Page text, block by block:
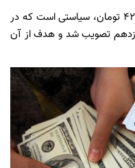
تأمین ارز واردات کالاها با نرخ هر دلار ۴۲۰۰ تومان، سیاستی است که در
سوی دولت دوازدهم تصویب شد و هدف از آن